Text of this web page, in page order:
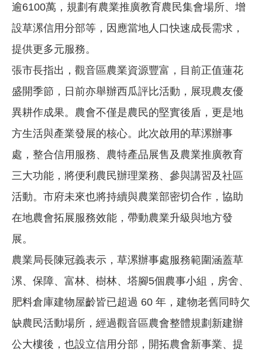
逾6100萬，規劃有農業推廣教育農民集會場所、增
設草漯信用分部等，因應當地人口快速成長需求，
提供更多元服務。
張市長指出，觀音區農業資源豐富，目前正值蓮花
盛開季節，日前亦舉辦西瓜評比活動，展現農友優
異耕作成果。農會不僅是農民的堅實後盾，更是地
方生活與產業發展的核心。此次啟用的草漯辦事
處，整合信用服務、農特產品展售及農業推廣教育
三大功能，將便利農民辦理業務、參與講習及社區
活動。市府未來也將持續與農業部密切合作，協助
在地農會拓展服務效能，帶動農業升級與地方發
展。
農業局長陳冠義表示，草漯辦事處服務範圍涵蓋草
漯、保障、富林、樹林、塔腳5個農事小組，房舍、
肥料倉庫建物屋齡皆已超過 60 年，建物老舊同時欠
缺農民活動場所，經過觀音區農會整體規劃新建辦
公大樓後，也設立信用分部，開拓農會新事業、提